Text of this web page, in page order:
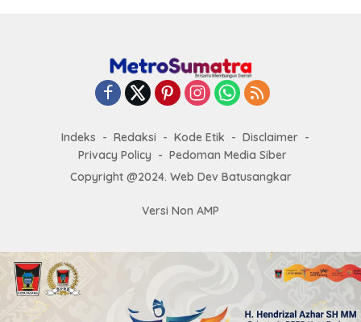
Indeks Redaksi Kode Etik
Disclaimer
Privacy Policy
Pedoman Media Siber
Copyright @2024. Web Dev Batusangkar
Versi Non AMP